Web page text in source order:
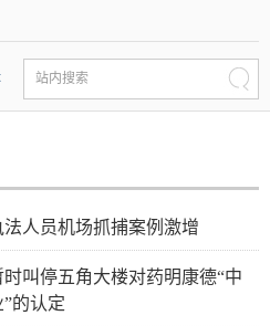
站内搜索
人员机场抓捕案例激增
叫停五角大楼对药明康德“中
的认定